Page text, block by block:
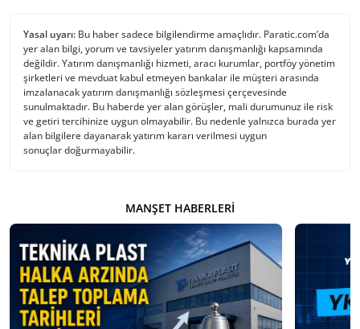
Yasal uyarı: Bu haber sadece bilgilendirme amaçlıdır. Paratic.com’da
yer alan bilgi, yorum ve tavsiyeler yatırım danışmanlığı kapsamında
değildir. Yatırım danışmanlığı hizmeti, aracı kurumlar, portföy yönetim
şirketleri ve mevduat kabul etmeyen bankalar ile müşteri arasında
imzalanacak yatırım danışmanlığı sözleşmesi çerçevesinde
sunulmaktadır. Bu haberde yer alan görüşler, mali durumunuz ile risk
ve getiri tercihinize uygun olmayabilir. Bu nedenle yalnızca burada yer
alan bilgilere dayanarak yatırım kararı verilmesi uygun
sonuçlar doğurmayabilir.
MANŞET HABERLERI